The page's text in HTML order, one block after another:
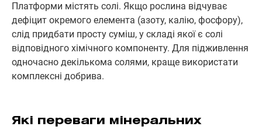
Платформи містять солі. Якщо рослина відчуває
дефіцит окремого елемента (азоту, калію, фосфору),
слід придбати просту суміш, у складі якої є солі
відповідного хімічного компоненту. Для підживлення
одночасно декількома солями, краще використати
комплексні добрива.
Які переваги мінеральних